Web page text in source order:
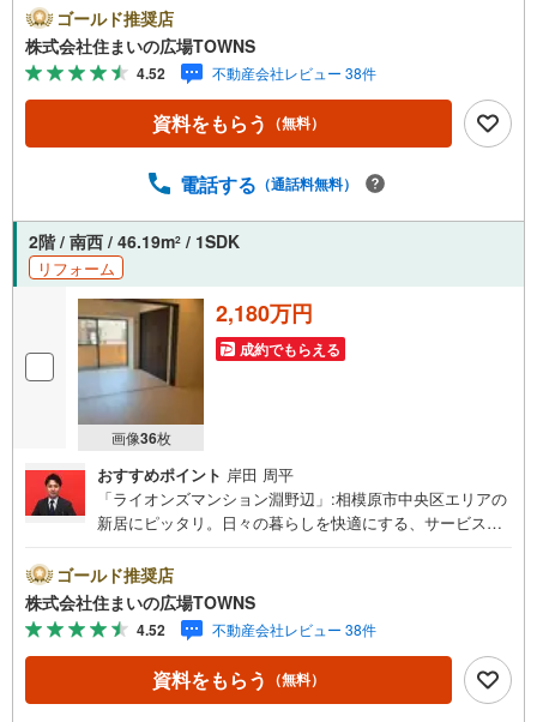
下さい。「室内・現地を見学する」ボタンよりご予約頂く
とご見学がスムーズです。■その他、各種ご相談も承ってお
ります。○住宅ローンのご相談○ライフプランのシミュレー
ション■住まいの広場TOWNSからお客様へ経験豊富なスタ
ッフが親身になってお客様に合った物件をご紹介させて頂
きます！ /他社様掲載物件も併せてご紹介可能ですのでお気
でのお越しも大歓迎です！
ゴールド推奨店
株式会社住まいの広場TOWNS
4.52 不動産会社レビュー 38件
資料をもらう （無料）
電話する （通話料無料）
2階 / 南西 / 46.19m2 / 1SDK
リフォーム
画像36枚
2,180万円
成約でもらえる
おすすめポイント 岸田 周平
「ライオンズマンション淵野辺」:相模原市中央区エリアの
新居にピッタリ。日々の暮らしを快適にする、サービスル
場合でも、宅配ボックスがあれば再配達せずに受け取るこ
とができます。専有面積46.19平米の物件です。バルコニー
の広さが5.4平米の物件です。もしもの事態を抑止する、オ
ートロック機能が備わっています。駅から徒歩5分の駅近物
件です。
ゴールド推奨店
株式会社住まいの広場TOWNS
4.52 不動産会社レビュー 38件
資料をもらう （無料）